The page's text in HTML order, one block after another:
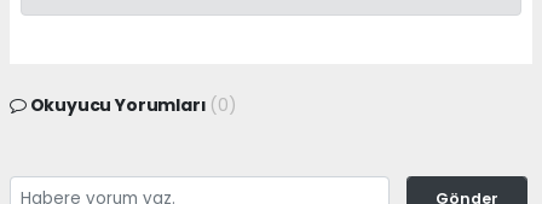
Okuyucu Yorumları (0)
Gönder